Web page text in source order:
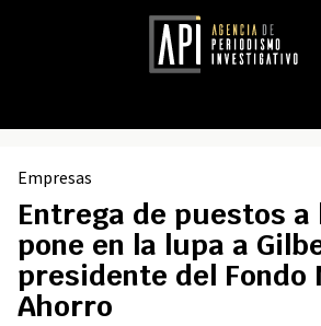
Empresas
Entrega de puestos
pone en la lupa a
presidente del Fondo
Ahorro